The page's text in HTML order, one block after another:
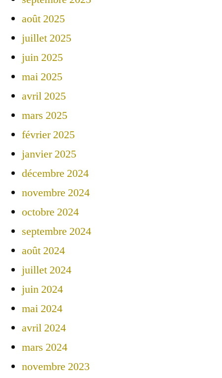
août 2025
juillet 2025
juin 2025
mai 2025
avril 2025
mars 2025
février 2025
janvier 2025
décembre 2024
novembre 2024
octobre 2024
septembre 2024
août 2024
juillet 2024
juin 2024
mai 2024
avril 2024
mars 2024
novembre 2023